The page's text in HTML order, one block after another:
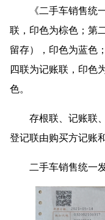
《二手车销售统
联，印色为棕色；第
留存），印色为蓝色
四联为记账联，印色
色。
存根联、记账联
登记联由购买方记账
二手车销售统一